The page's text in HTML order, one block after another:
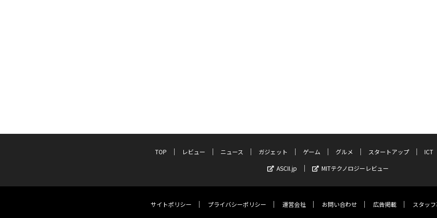
TOP レビュー ニュース ガジェット ゲーム グルメ スタートアップ
ICT
ASCII.jp
MITテクノロジーレビュー
サイトポリシー プライバシーポリシー 運営会社 お問い合わせ 広告掲載 スタッ